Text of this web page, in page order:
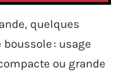
quelques
: usage
ou grande